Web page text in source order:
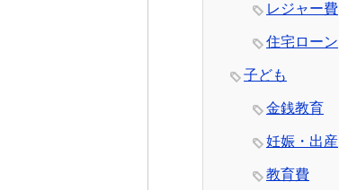
レジャー費
住宅ローン
子ども
金銭教育
妊娠・出産
教育費